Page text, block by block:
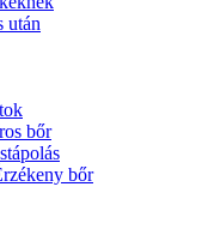
után
bőr
bőr